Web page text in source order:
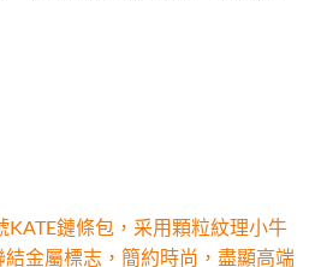
KATE鏈條包，采用顆粒紋理小牛
結金屬標志，簡約時尚，盡顯高端